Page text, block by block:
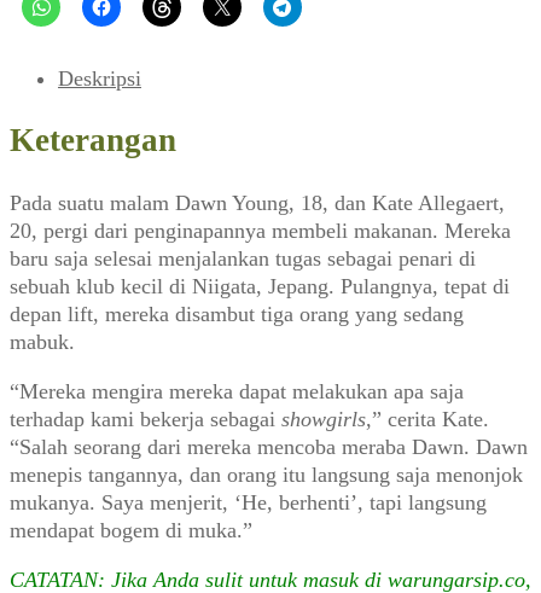
28
1988)Deskripsi
Keterangan
Pada suatu malam Dawn Young, 18, dan Kate Allegaert,
20, pergi dari penginapannya membeli makanan. Mereka
baru saja selesai menjalankan tugas sebagai penari di
sebuah klub kecil di Niigata, Jepang. Pulangnya, tepat di
depan lift, mereka disambut tiga orang yang sedang
mabuk.
“Mereka mengira mereka dapat melakukan apa saja
terhadap kami bekerja sebagai showgirls,” cerita Kate.
“Salah seorang dari mereka mencoba meraba Dawn. Dawn
menepis tangannya, dan orang itu langsung saja menonjok
mukanya. Saya menjerit, ‘He, berhenti’, tapi langsung
mendapat bogem di muka.”
CATATAN: Jika Anda sulit untuk masuk di warungarsip.co,